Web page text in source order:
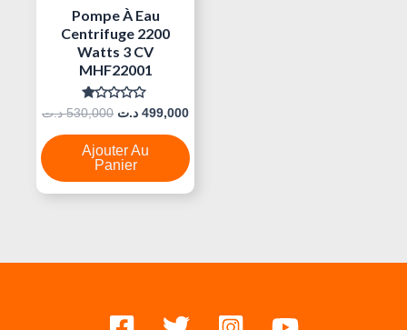
Pompe À Eau
Centrifuge 2200
Watts 3 CV
MHF22001
Note
Sur
5
530,000 د.ت 499,000 د.ت
Ajouter Au
Panier